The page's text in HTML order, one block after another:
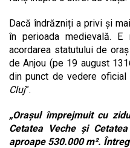
Dacă îndrăzniți a privi și
în perioada medievală.
acordarea statutului de
de Anjou (pe 19 august
din punct de vedere oficial
Cluj”.
„Orașul împrejmuit cu
Cetatea Veche și
aproape 530.000 m².